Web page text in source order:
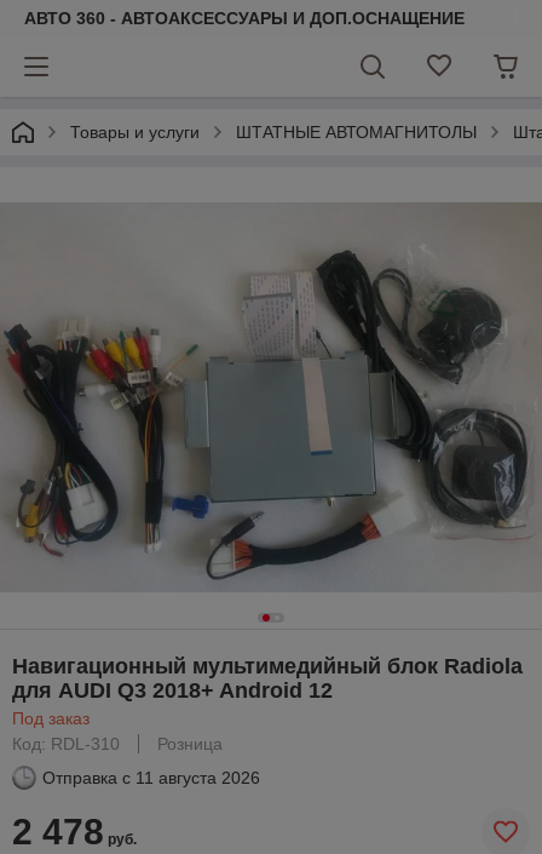
АВТО 360 - АВТОАКСЕССУАРЫ И ДОП.ОСНАЩЕНИЕ
Товары и услуги ШТАТНЫЕ АВТОМАГНИТОЛЫ
Навигационный мультимедийный блок Radiola
для AUDI Q3 2018+ Android 12
Под заказ
Код: RDL-310
Розница
Отправка с 11 августа 2026
2 478 руб.